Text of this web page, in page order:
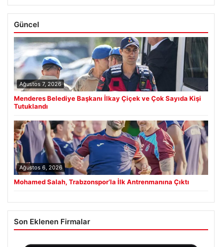
Güncel
Ağustos 7, 2026
Menderes Belediye Başkanı İlkay Çiçek ve Çok Sayıda Kişi
Tutuklandı
Ağustos 6, 2026
Mohamed Salah, Trabzonspor’la İlk Antrenmanına Çıktı
Son Eklenen Firmalar